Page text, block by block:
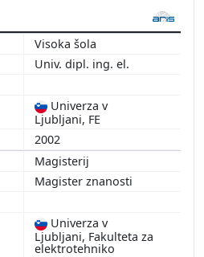
Visoka šola
Univ. dipl. ing. el.
Univerza v
Ljubljani, FE
2002
Magisterij
Magister znanosti
Univerza v
Ljubljani, Fakulteta za
elektrotehniko